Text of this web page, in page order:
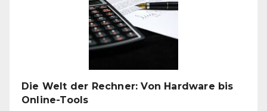
„billig“
Die Welt der Rechner: Von Hardware bis
Online-Tools